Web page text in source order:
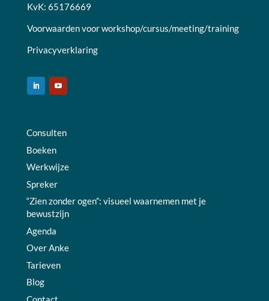
KvK: 65176669
Voorwaarden voor workshop/cursus/meeting/training
Privacyverklaring
Consulten
Boeken
Werkwijze
Spreker
“Zien zonder ogen”: visueel waarnemen met je
bewustzijn
Agenda
Over Anke
Tarieven
Blog